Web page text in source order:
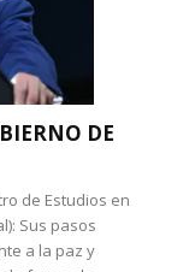
DE
de Estudios en
Sus pasos
a la paz y